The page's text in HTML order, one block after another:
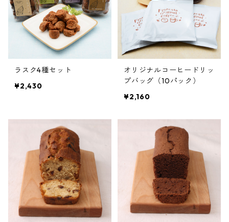
ラスク4種セット
¥2,430
オリジナルコーヒードリッ
プバッグ（10パック）
¥2,160